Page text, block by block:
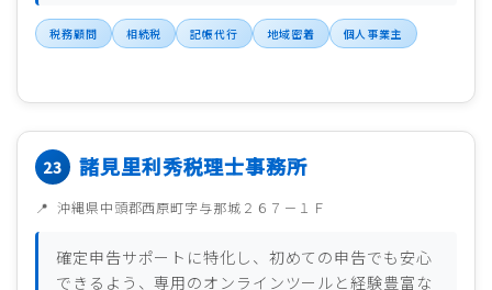
税務顧問 相続税 記帳代行 地域密着 個人事業主
諸見里利秀税理士事務所
沖縄県中頭郡西原町字与那城２６７－１Ｆ
確定申告サポートに特化し、初めての申告でも安心
できるよう、専用のオンラインツールと経験豊富な